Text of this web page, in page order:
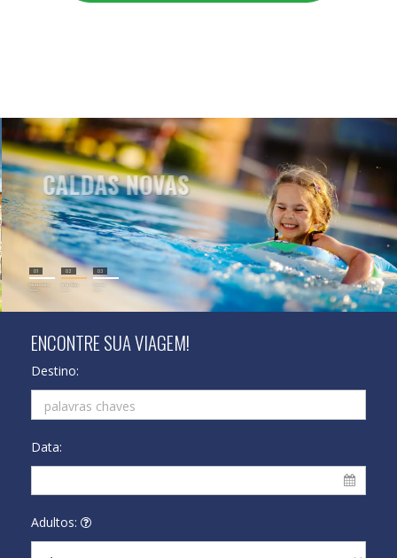
01
Internacionais
>>>>>>>>>
02
Caldas Novas
>>>>>>>>>
03
Cruzeiros
>>>>>>>>>
CALDAS NOVAS
O paraíso das águas quentes
Hotéis
ENCONTRE SUA VIAGEM!
Destino:
Data:
Adultos: